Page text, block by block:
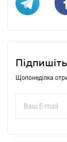
Щопонеділка